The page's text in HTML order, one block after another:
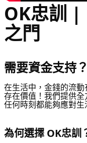
OK忠訓 |
之門
需要資金支持
在生活中，金錢的流
存在價值！我們提供
任何時刻都能夠應對生
為何選擇 OK忠訓